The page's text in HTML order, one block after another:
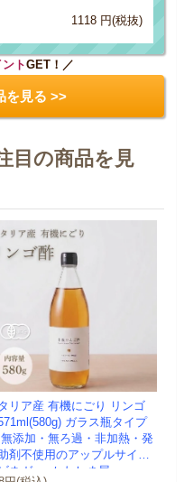
1118 円(税抜)
トGET！／
を見る >>
目の商品を見
リア産 有機にごり リンゴ
ガラス瓶タイプ
無添加・無ろ過・非加熱・発
剤不使用のアップルサイダ
ビネガー -かわしま屋-